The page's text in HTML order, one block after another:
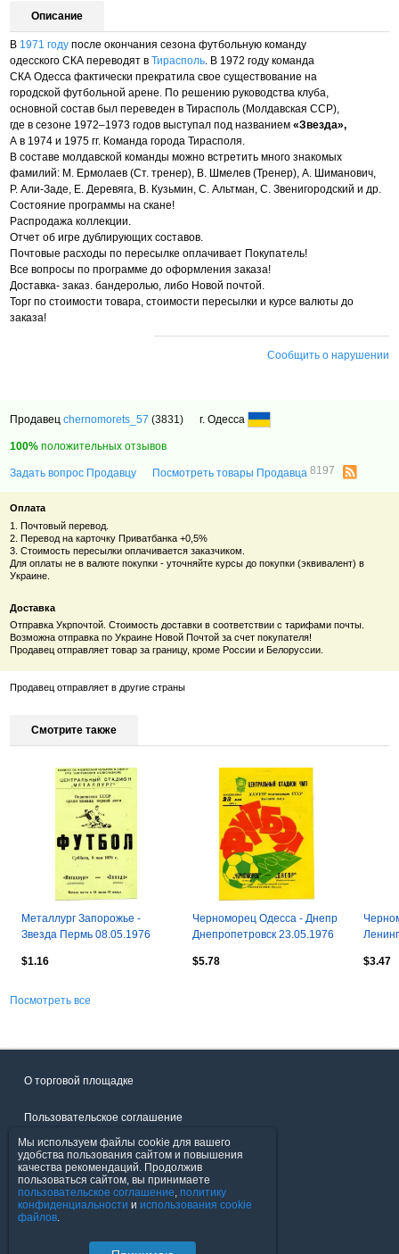
Описание
В 1971 году после окончания сезона футбольную команду
одесского СКА переводят вТирасполь. В 1972 году команда
СКА Одесса фактически прекратила свое существование на
городской футбольной арене. По решению руководства клуба,
основной состав был переведен в Тирасполь (Молдавская ССР),
где в сезоне 1972–1973 годов выступал под названием«Звезда»,
А в 1974 и 1975 гг. Команда города Тирасполя.
В составе молдавской команды можно встретить много знакомых
фамилий: М. Ермолаев (Ст. тренер), В. Шмелев (Тренер), А. Шиманович,
Р. Али-Заде, Е. Деревяга, В. Кузьмин, С. Альтман, С. Звенигородский и др.
Состояние программы на скане!
Распродажа коллекции.
Отчет об игре дублирующих составов.
Почтовые расходы по пересылке оплачивает Покупатель!
Все вопросы по программе до оформления заказа!
Доставка- заказ. бандеролью, либо Новой почтой.
Торг по стоимости товара, стоимости пересылки и курсе валюты до
заказа!
Сообщить о нарушении
Продавецchernomorets_57 (3831) г. Одесса
100% положительных отзывов
Задать вопрос Продавцу Посмотреть товары Продавца8197
Оплата
1. Почтовый перевод.
2. Перевод на карточку Приватбанка +0,5%
3. Стоимость пересылки оплачивается заказчиком.
Для оплаты не в валюте покупки - уточняйте курсы до покупки (эквивалент) в
Украине.
Доставка
Отправка Укрпочтой. Стоимость доставки в соответствии с тарифами почты.
Возможна отправка по Украине Новой Почтой за счет покупателя!
Продавец отправляет товар за границу, кроме России и Белоруссии.
Продавец отправляет в другие страны
Смотрите также
Металлург Запорожье -
Звезда Пермь 08.05.1976
$1.16
Черноморец Одесса - Днепр
Днепропетровск 23.05.1976
$5.78 $3.47
Посмотреть все
О торговой площадке
Пользовательское соглашение
Политика конфиденциальности
Продавцы
Мы используем файлы cookie для вашего
удобства пользования сайтом и повышения
качества рекомендаций. Продолжив
пользоваться сайтом, вы принимаете
пользовательское соглашение, политику
конфиденциальности и использования cookie
файлов.